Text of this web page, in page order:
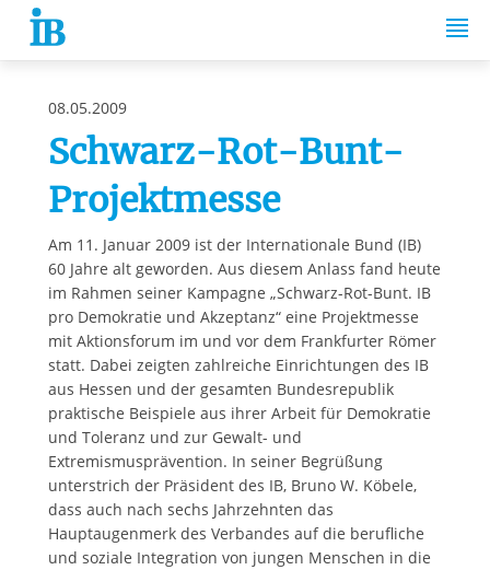
Springe zum Inhalt
08.05.2009
Schwarz-Rot-Bunt-
Projektmesse
Am 11. Januar 2009 ist der Internationale Bund (IB)
60 Jahre alt geworden. Aus diesem Anlass fand heute
im Rahmen seiner Kampagne „Schwarz-Rot-Bunt. IB
pro Demokratie und Akzeptanz“ eine Projektmesse
mit Aktionsforum im und vor dem Frankfurter Römer
statt. Dabei zeigten zahlreiche Einrichtungen des IB
aus Hessen und der gesamten Bundesrepublik
praktische Beispiele aus ihrer Arbeit für Demokratie
und Toleranz und zur Gewalt- und
Extremismusprävention. In seiner Begrüßung
unterstrich der Präsident des IB, Bruno W. Köbele,
dass auch nach sechs Jahrzehnten das
Hauptaugenmerk des Verbandes auf die berufliche
und soziale Integration von jungen Menschen in die